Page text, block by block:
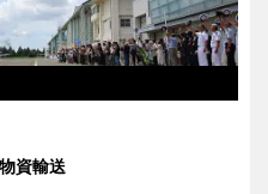
資輸送